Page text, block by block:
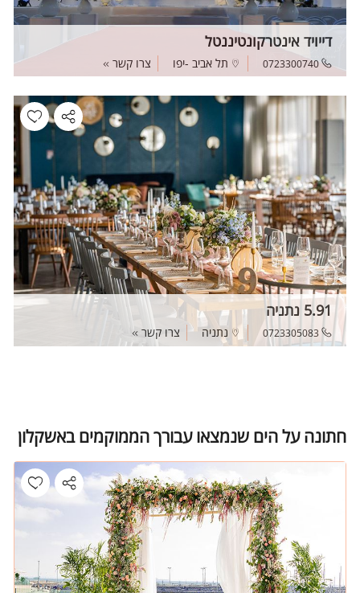
דייויד אינטרקונטיננטל
0723300740 תל אביב -יפו צרו קשר
5.91 נתניה
0723305083 נתניה צרו קשר
חתונה על הים שנמצאו עבורך הממוקמים באשקלון